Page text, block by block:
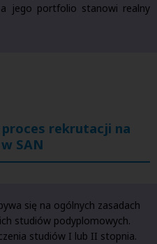
jego portfolio stanowi realny
rekrutacji na
SAN
się na ogólnych zasadach
studiów podyplomowych.
studiów I lub II stopnia.